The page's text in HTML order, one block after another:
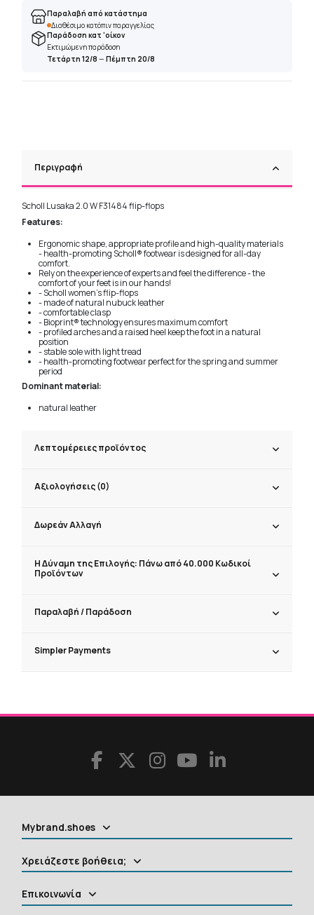
Παραλαβή από κατάστημα
Διαθέσιμο κατόπιν παραγγελίας
Παράδοση κατ 'οίκον
Εκτιμώμενη παράδοση
Τετάρτη 12/8 —Πέμπτη 20/8
Περιγραφή
Scholl Lusaka 2.0 W F31484 flip-flops
Features:
Ergonomic shape, appropriate profile and high-quality materials
- health-promoting Scholl® footwear is designed for all-day
comfort.
Rely on the experience of experts and feel the difference - the
comfort of your feet is in our hands!
- Scholl women's flip-flops
- made of natural nubuck leather
- comfortable clasp
- Bioprint® technology ensures maximum comfort
- profiled arches and a raised heel keep the foot in a natural
position
- stable sole with light tread
- health-promoting footwear perfect for the spring and summer
period
Dominant material:
natural leather
Λεπτομέρειες προϊόντος
Αξιολογήσεις (0)
Δωρεάν Αλλαγή
Η Δύναμη της Επιλογής: Πάνω από 40.000 Κωδικοί
Προϊόντων
Παραλαβή / Παράδoση
Simpler Payments
Mybrand.shoes
Χρειάζεστε βοήθεια;
Επικοινωνία